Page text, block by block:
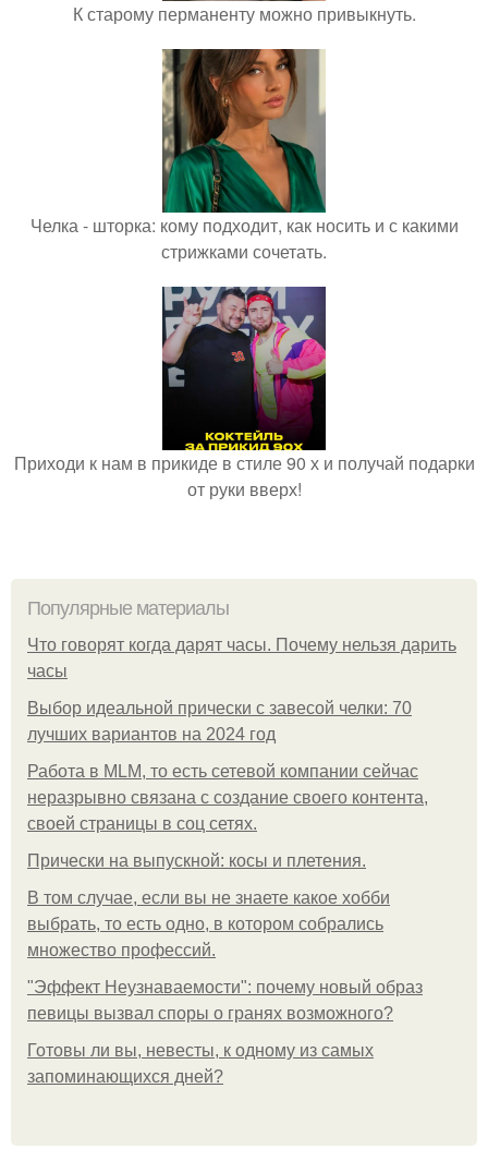
К старому перманенту можно привыкнуть.
Челка - шторка: кому подходит, как носить и с какими
стрижками сочетать.
Приходи к нам в прикиде в стиле 90 х и получай подарки
от руки вверх!
Популярные материалы
Что говорят когда дарят часы. Почему нельзя дарить
часы
Выбор идеальной прически с завесой челки: 70
лучших вариантов на 2024 год
Работа в MLM, то есть сетевой компании сейчас
неразрывно связана с создание своего контента,
своей страницы в соц сетях.
Прически на выпускной: косы и плетения.
В том случае, если вы не знаете какое хобби
выбрать, то есть одно, в котором собрались
множество профессий.
"Эффект Неузнаваемости": почему новый образ
певицы вызвал споры о гранях возможного?
Готовы ли вы, невесты, к одному из самых
запоминающихся дней?